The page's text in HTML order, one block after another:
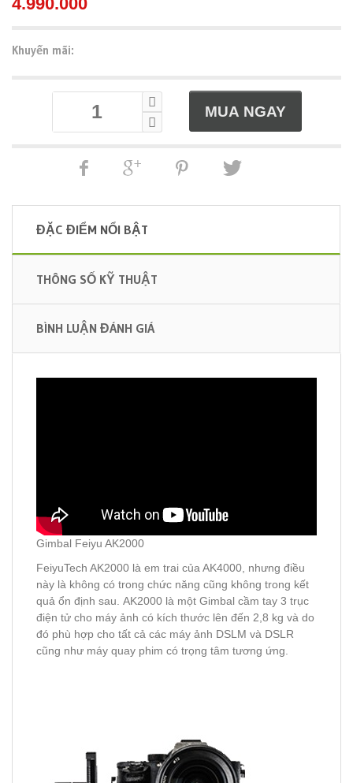
Khuyến mãi:
ĐẶC ĐIỂM NỔI BẬT
THÔNG SỐ KỸ THUẬT
BÌNH LUẬN ĐÁNH GIÁ
Gimbal Feiyu AK2000
FeiyuTech AK2000 là em trai của AK4000, nhưng điều
này là không có trong chức năng cũng không trong kết
quả ổn định sau. AK2000 là một Gimbal cầm tay 3 trục
điện tử cho máy ảnh có kích thước lên đến 2,8 kg và do
đó phù hợp cho tất cả các máy ảnh DSLM và DSLR
cũng như máy quay phim có trọng tâm tương ứng.